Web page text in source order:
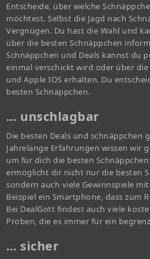
Entscheide, über welche
möchtest. Selbst die Jagd nach
Vergnügen. Du hast die Wahl und
über die besten Schnäppchen
Schnäppchen und Deals kannst du
einmal verschickt wird oder über
und Apple IOS erhalten. Du
besten Schnäppchen.
… unschlagbar
Die besten Deals und schnäppchen
Jahrelange Erfahrungen wissen wir
um für dich die besten
ermöglicht dir nicht nur die besten
sondern auch viele Gewinnspiele
Beispiel ein Smartphone, dass zum
Bei DealGott findest auch viele
Proben, die es immer für ein
… sicher